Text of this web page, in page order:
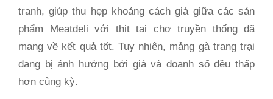
tranh, giúp thu hẹp khoảng cách giá giữa các sản
phẩm Meatdeli với thịt tại chợ truyền thống đã
mang về kết quả tốt. Tuy nhiên, mảng gà trang trại
đang bị ảnh hưởng bởi giá và doanh số đều thấp
hơn cùng kỳ.